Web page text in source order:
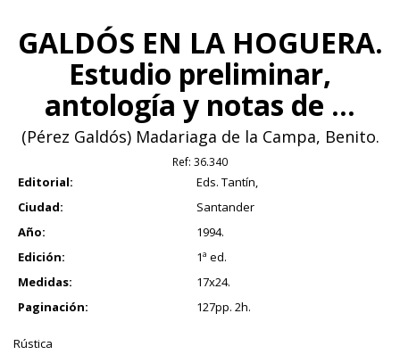
GALDÓS EN LA HOGUERA.
Estudio preliminar,
antología y notas de ...
(Pérez Galdós) Madariaga de la Campa, Benito.
Ref: 36.340
Editorial:
Eds. Tantín,
Ciudad:
Santander
Año:
1994.
Edición:
1ª ed.
Medidas:
17x24.
Paginación:
127pp. 2h.
Rústica